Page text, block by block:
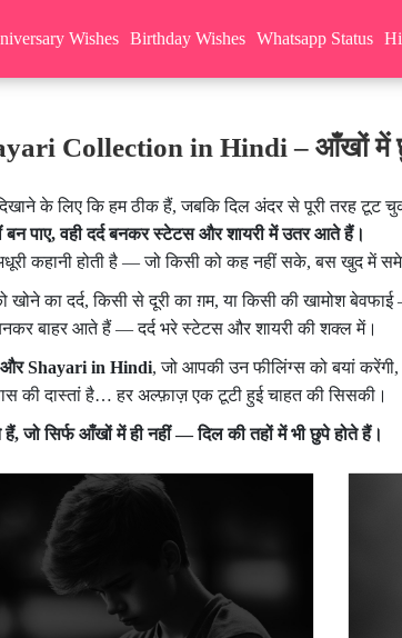
Wishes Birthday Wishes Whatsapp Status
Collection in Hindi – आँखों में
के लिए कि हम ठीक हैं, जबकि दिल अंदर से पूरी तरह टूट
पाए, वही दर्द बनकर स्टेटस और शायरी में उतर आते हैं।
कहानी होती है — जो किसी को कह नहीं सके, बस खुद में
का दर्द, किसी से दूरी का ग़म, या किसी की खामोश
बाहर आते हैं — दर्द भरे स्टेटस और शायरी की शक्ल में।
और Shayari in Hindi, जो आपकी उन फीलिंग्स को बयां
की दास्तां है… हर अल्फ़ाज़ एक टूटी हुई चाहत की सिसकी।
हैं, जो सिर्फ आँखों में ही नहीं — दिल की तहों में भी छुपे होते हैं।